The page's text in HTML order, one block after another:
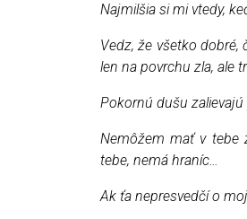
Najmilšia si mi vtedy,
Vedz, že všetko
len na povrchu zla, ale
Pokornú dušu
Nemôžem mať v tebe
tebe, nemá hraníc…
Ak ťa nepresvedčí o